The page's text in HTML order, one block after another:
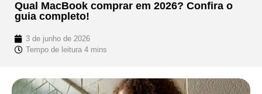
Qual MacBook comprar em 2026? Confira o
guia completo!
3 de junho de 2026